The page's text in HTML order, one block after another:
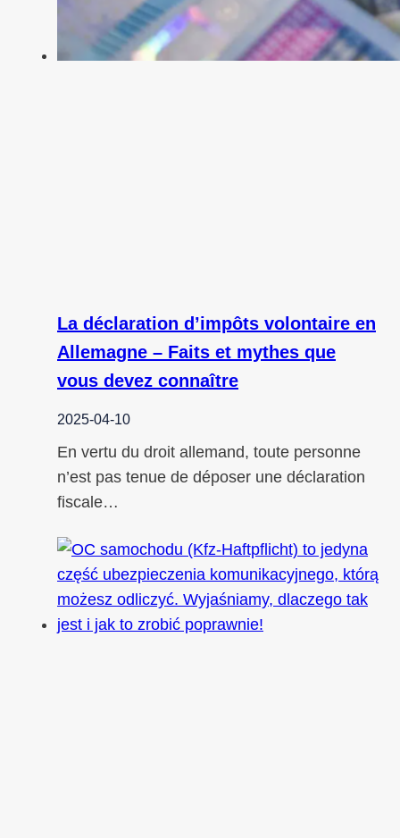
La déclaration d’impôts volontaire en
Allemagne – Faits et mythes que
vous devez connaître
2025-04-10
En vertu du droit allemand, toute personne
n’est pas tenue de déposer une déclaration
fiscale…